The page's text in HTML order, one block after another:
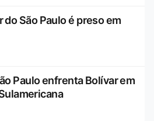
do São Paulo é preso em
Paulo enfrenta Bolívar em